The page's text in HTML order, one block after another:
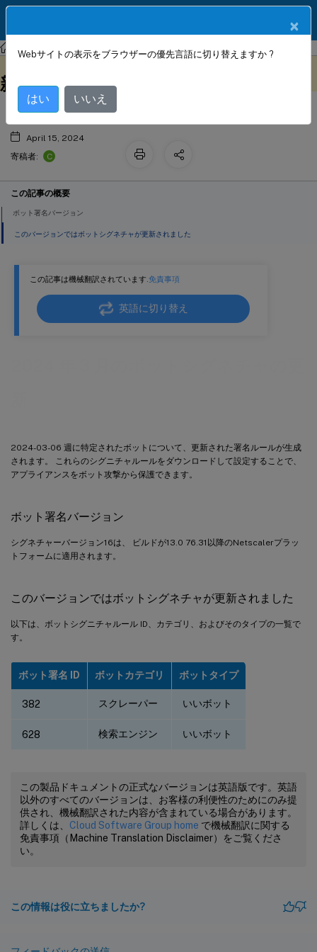
NetScaler NetScaler ADC 13.0 ボット署名アラート記事
この記事は機械翻訳されています.免責事項
英語に切り替え
2024-03-06 週に特定されたボットについて、更新された署名ルールが生成
されます。 これらのシグニチャルールをダウンロードして設定することで、
アプライアンスをボット攻撃から保護できます。
ボット署名バージョン
シグネチャーバージョン16は、 ビルドが13.0 76.31以降のNetscalerプラッ
トフォームに適用されます。
このバージョンではボットシグネチャが更新されました
以下は、ボットシグニチャルール ID、カテゴリ、およびそのタイプの一覧で
す。
ボット署名 ID ボットカテゴリ ボットタイプ
382 スクレーパー いいボット
628 検索エンジン いいボット
この製品ドキュメントの正式なバージョンは英語版です。英語
以外のすべてのバージョンは、お客様の利便性のためにのみ提
供され、機械翻訳された内容が含まれている場合があります。
詳しくは、 Cloud Software Group home で機械翻訳に関する
免責事項（Machine Translation Disclaimer）をご覧くださ
い。
この情報は役に立ちましたか?
2024 年 3 月のボットシグネチャの更
新
April 15, 2024
寄稿者:
C
この記事の概要
ボット署名バージョン
このバージョンではボットシグネチャが更新されました
×
Webサイトの表示をブラウザーの優先言語に切り替えますか ?
はい いいえ